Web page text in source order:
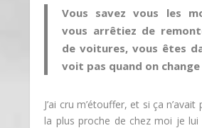
Vous savez vous les
vous arrêtiez de
de voitures, vous êtes
voit pas quand on
J’ai cru m’étouffer, et si ça
la plus proche de chez moi je lui